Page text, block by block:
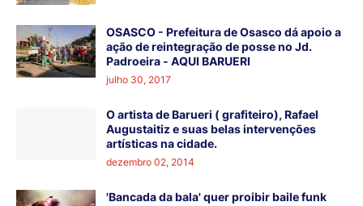
OSASCO - Prefeitura de Osasco dá apoio a
ação de reintegração de posse no Jd.
Padroeira - AQUI BARUERI
julho 30, 2017
O artista de Barueri ( grafiteiro), Rafael
Augustaitiz e suas belas intervenções
artísticas na cidade.
dezembro 02, 2014
'Bancada da bala' quer proibir baile funk